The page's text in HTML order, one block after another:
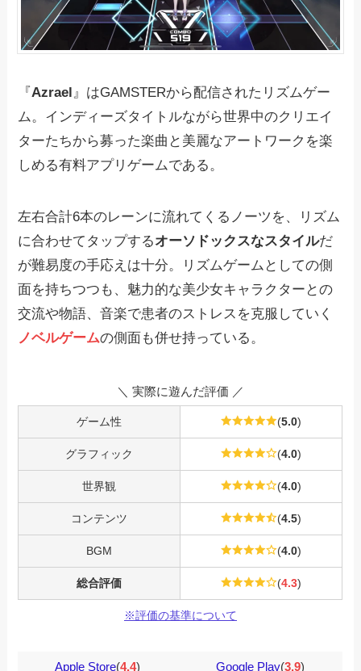
『Azrael 』はGAMSTERから配信されたリズムゲー
ム。インディーズタイトルながら世界中のクリエイ
ターたちから募った楽曲と美麗なアートワークを楽
しめる有料アプリゲームである。
左右合計6本のレーンに流れてくるノーツを、リズム
に合わせてタップするオーソドックスなスタイルだ
が難易度の手応えは十分。リズムゲームとしての側
面を持ちつつも、魅力的な美少女キャラクターとの
交流や物語、音楽で患者のストレスを克服していく
ノベルゲームの側面も併せ持っている。
＼ 実際に遊んだ評価 ／
ゲーム性 (5.0)
グラフィック (4.0)
世界観 (4.0)
コンテンツ (4.5)
BGM (4.0)
総合評価 (4.3)
※評価の基準について
Apple Store(4.4) Google Play(3.9)